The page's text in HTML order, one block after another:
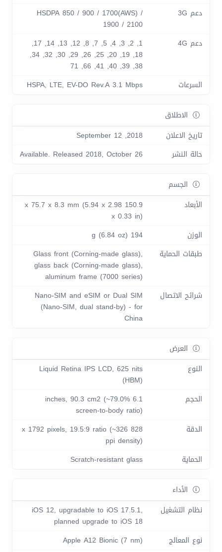
دعم 3G
HSDPA 850 / 900 / 1700(AWS) /
1900 / 2100
دعم 4G
1, 2, 3, 4, 5, 7, 8, 12, 13, 14, 17,
18, 19, 20, 25, 26, 29, 30, 32, 34,
38, 39, 40, 41, 66, 71
السرعات
HSPA, LTE, EV-DO Rev.A 3.1 Mbps
الاطلاق
تاريخ الاعلان
2018, September 12
حالة النشر
Available. Released 2018, October 26
الجسم
الأبعاد
150.9 x 75.7 x 8.3 mm (5.94 x 2.98
x 0.33 in)
الوزن
194 g (6.84 oz)
طبقات الحماية
Glass front (Corning-made glass),
glass back (Corning-made glass),
aluminum frame (7000 series)
شرائح الاتصال
Nano-SIM and eSIM or Dual SIM
(Nano-SIM, dual stand-by) - for
China
العرض
النوع
Liquid Retina IPS LCD, 625 nits
(HBM)
الحجم
6.1 inches, 90.3 cm2 (~79.0%
screen-to-body ratio)
الدقة
828 x 1792 pixels, 19.5:9 ratio (~326
ppi density)
الحماية
Scratch-resistant glass
الأداء
نظام التشغيل
iOS 12, upgradable to iOS 17.5.1,
planned upgrade to iOS 18
نوع المعالج
Apple A12 Bionic (7 nm)